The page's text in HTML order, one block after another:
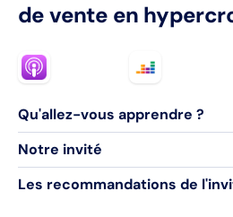
de vente en
Qu'allez-vous apprendre ?
Notre invité
Les recommandations de